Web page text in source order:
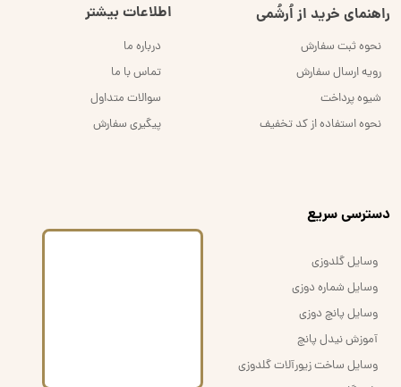
راهنمای خرید از اُرشُمی
نحوه ثبت سفارش
رویه ارسال سفارش
شیوه پرداخت
نحوه استفاده از کد تخفیف
اطلاعات بیشتر
درباره ما
تماس با ما
سوالات متداول
پیگیری سفارش
​دسترسی سریع
وسایل گلدوزی
وسایل شماره دوزی
وسایل پانچ دوزی
آموزش نیدل پانچ
وسایل ساخت زیورآلات گلدوزی